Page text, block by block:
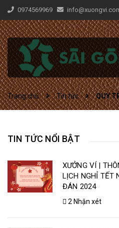
0974569969
Trang chủ Tin tức QUY
TIN TỨC NỔI BẬT
XƯỞNG VÍ |
LỊCH NGHỈ TẾT
ĐÁN 2024
2 Nhận xét